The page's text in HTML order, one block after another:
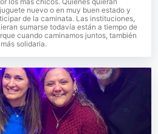
nuevo o en muy buen estado y
de la caminata. Las instituciones,
sumarse todavía están a tiempo de
cuando caminamos juntos, también
solidaria.